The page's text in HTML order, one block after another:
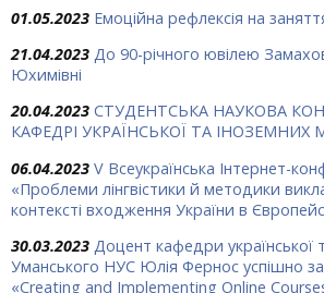
01.05.2023 Емоційна рефлексія на
21.04.2023 До 90-річного ювілею
Юхимівні
20.04.2023 СТУДЕНТСЬКА НАУКОВА
КАФЕДРІ УКРАЇНСЬКОЇ ТА ІНОЗЕМНИХ
06.04.2023 V Всеукраїнська Інтернет-
«Проблеми лінгвістики й методики
контексті входження України в
30.03.2023 Доцент кафедри української
Уманського НУС Юлія Фернос успішно
«Creating and Implementing Online